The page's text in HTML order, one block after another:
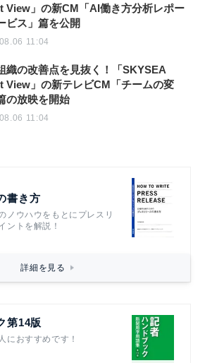
View」の新CM「AI働き方分析レポー
ビス」篇を公開
11:04
織の改善点を見抜く！「SKYSEA
View」の新テレビCM「チームの変
の放映を開始
11:04
書き方
ノウハウをもとにプレスリ
ントを解説！
詳細を見る
第14版
におすすめです！